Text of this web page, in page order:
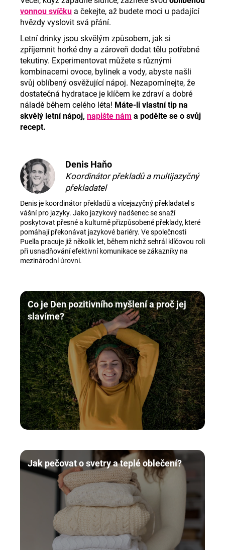
vonnou svíčku a čekejte, až budete moci u padající
hvězdy vyslovit svá přání.
Letní drinky jsou skvělým způsobem, jak si
zpříjemnit horké dny a zároveň dodat tělu potřebné
tekutiny. Experimentovat můžete s různými
kombinacemi ovoce, bylinek a vody, abyste našli
svůj oblíbený osvěžující nápoj. Nezapomínejte, že
dostatečná hydratace je klíčem ke zdraví a dobré
náladě během celého léta! Máte-li vlastní tip na
skvělý letní nápoj, napište nám a podělte se o svůj
recept.
Denis Haňo
Koordinátor překladů a multijazyčný
překladatel
Denis je koordinátor překladů a vícejazyčný překladatel s
vášní pro jazyky. Jako jazykový nadšenec se snaží
poskytovat přesné a kulturně přizpůsobené překlady, které
pomáhají překonávat jazykové bariéry. Ve společnosti
Puella pracuje již několik let, během nichž sehrál klíčovou roli
při usnadňování efektivní komunikace se zákazníky na
mezinárodní úrovni.
Co je Den pozitivního myšlení a proč jej
slavíme?
Jak pečovat o svetry a teplé oblečení?